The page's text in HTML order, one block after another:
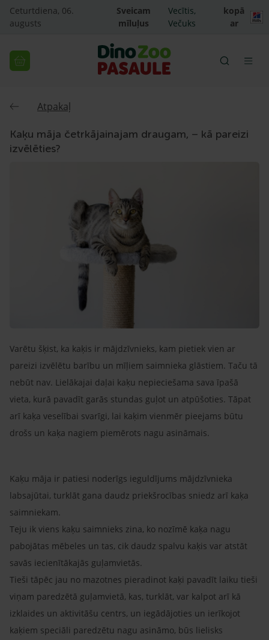
Ceturtdiena, 06.
augusts
Sveicam
mīluļus
Vecītis,
Večuks
kopā
ar
Atpakaļ
Kaķu māja četrkājainajam draugam, – kā pareizi
izvēlēties?
Varētu šķist, ka kaķis ir mājdzīvnieks, kam pietiek vien ar
pareizi izvēlētu barību un mīļiem saimnieka glāstiem. Taču tā
nebūt nav. Lielākajai daļai kaķu nepieciešama sava īpašā
vieta, kurā pavadīt garās stundas guļot un atpūšoties. Tāpat
arī kaķa veselībai svarīgi, lai kaķim vienmēr pieejams būtu
drošs un kaķa nagiem piemērots nagu asināmais.
Kaķu māja ir patiesi noderīgs ieguldījums mājdzīvnieka
labsajūtai, turklāt gana daudz priekšrocības sniedz arī kaķa
saimniekam.
Teju ik viens kaķu saimnieks zina, ko nozīmē kaķa nagu
pabojātas mēbeles un tas, cik daudz spalvu kaķis var atstāt
savās iecienītākajās guļamvietās.
Tieši tāpēc jau no mazotnes pieradinot kaķi pavadīt laiku tieši
viņam paredzētā guļamvietā, kas, turklāt, var kalpot arī kā
izklaides un aktivitāšu centrs, un iegādājoties un ierīkojot
kaķiem speciāli paredzētu nagu asināmo, būs lielisks